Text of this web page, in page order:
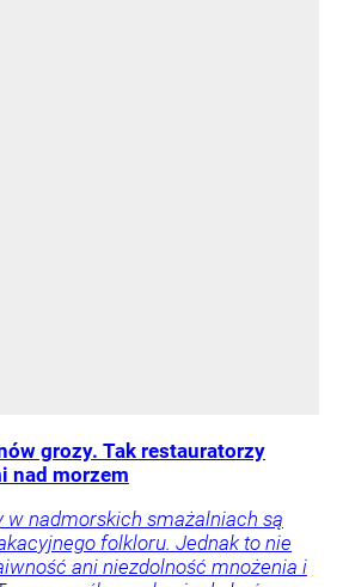
grozy. Tak restauratorzy
nad morzem
w nadmorskich smażalniach są
folkloru. Jednak to nie
ani niezdolność mnożenia i